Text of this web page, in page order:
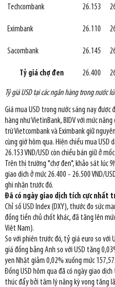
Techcombank 26.153
Eximbank 26.110
Sacombank 26.145
Tỷ giá chợ đen 26.400
Tỷ giá USD tại các ngân hàng trong nước
Giá mua USD trong nước sáng nay
hàng như VietinBank, BIDV với mức
trừ Vietcombank và Eximbank giữ
cùng giờ hôm qua. Hiện chiều mua
26.153 VND/USD còn chiều bán giữ ở
Trên thị trường "chợ đen", khảo sát lúc
giao dịch ở mức 26.400 - 26.500 VND/
ghi nhận trước đó.
Đã có ngày giao dịch tích cực nhất
Chỉ số USD Index (DXY), thước đo sức
đồng tiền chủ chốt khác, đã tăng lên
Việt Nam).
So với phiên trước đó, tỷ giá euro so với
giá đồng bảng Anh so với USD tăng
yen Nhật giảm 0,02% xuống mức 157,57.
Đồng USD hôm qua đã có ngày giao
thúc đẩy bởi tâm lý nâng kỳ vọng tăng